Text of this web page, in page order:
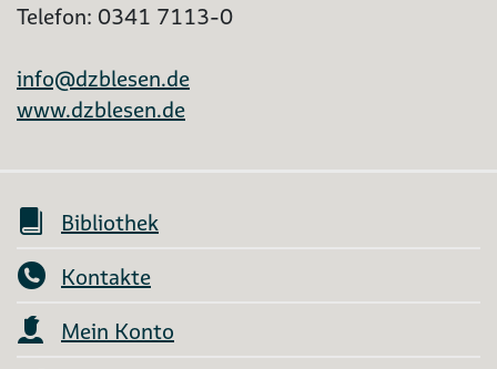
Telefon: 0341 7113-0
info@dzblesen.de
www.dzblesen.de
Bibliothek
Kontakte
Mein Konto